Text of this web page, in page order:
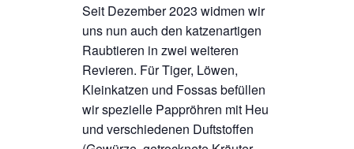
Seit Dezember 2023 widmen wir
uns nun auch den katzenartigen
Raubtieren in zwei weiteren
Revieren. Für Tiger, Löwen,
Kleinkatzen und Fossas befüllen
wir spezielle Pappröhren mit Heu
und verschiedenen Duftstoffen